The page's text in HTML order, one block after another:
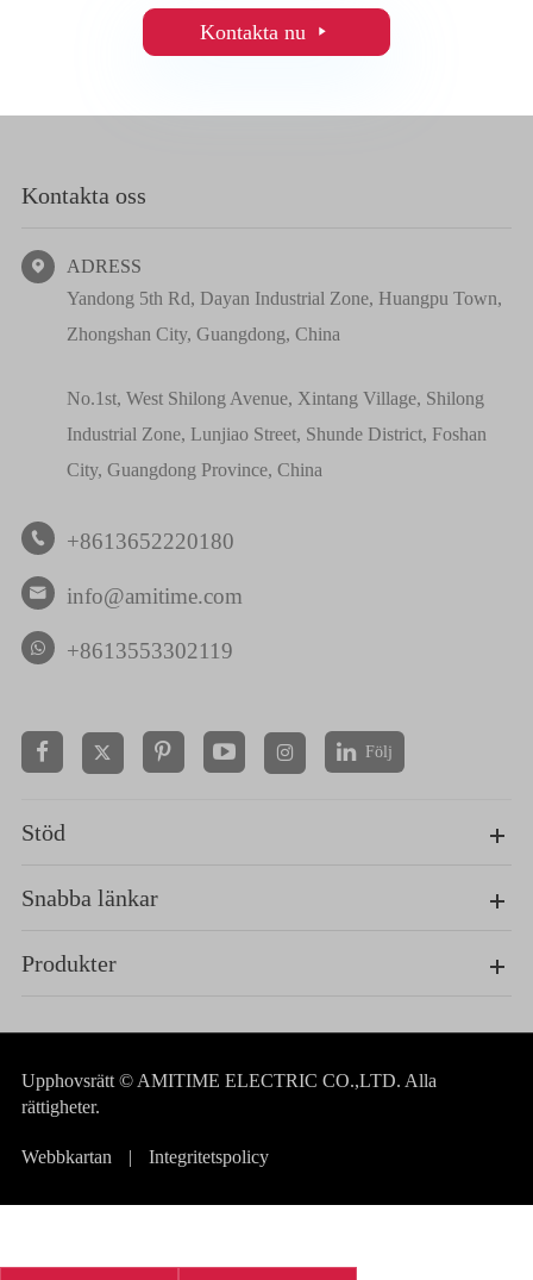
Kontakta nu 
Kontakta oss

ADRESS
Yandong 5th Rd, Dayan Industrial Zone, Huangpu Town,
Zhongshan City, Guangdong, China
No.1st, West Shilong Avenue, Xintang Village, Shilong
Industrial Zone, Lunjiao Street, Shunde District, Foshan
City, Guangdong Province, China
 +8613652220180
 info@amitime.com
+8613553302119
  Följ
Stöd
Snabba länkar
Produkter
Upphovsrätt © AMITIME ELECTRIC CO.,LTD. Alla
rättigheter.
Webbkartan | Integritetspolicy